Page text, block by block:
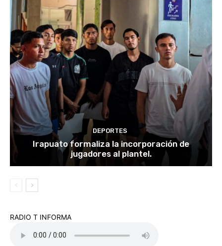
DEPORTES
Irapuato formaliza la incorporación de
jugadores al plantel.
RADIO T INFORMA